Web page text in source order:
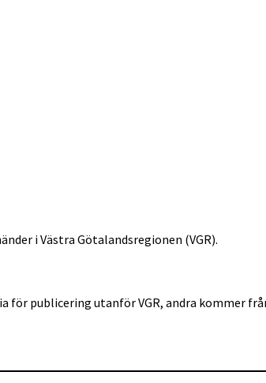
i Västra Götalandsregionen (VGR).
för publicering utanför VGR, andra kommer